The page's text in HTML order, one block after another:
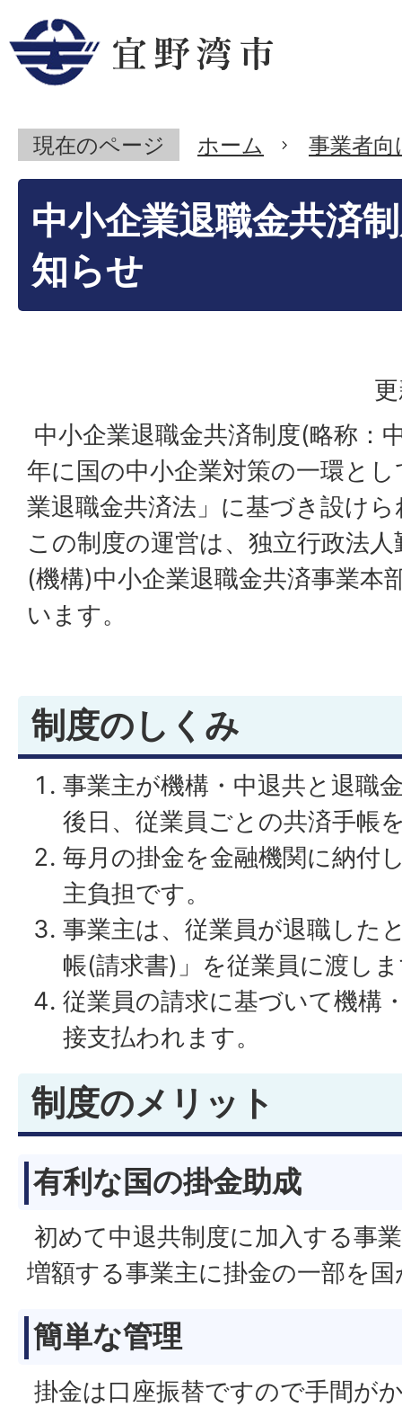
現在のページ ホーム 事業者向
中小企業退職金共済
知らせ
中小企業退職金共済制度(略称：
年に国の中小企業対策の一環と
業退職金共済法」に基づき設け
この制度の運営は、独立行政法
(機構)中小企業退職金共済事業本
います。
制度のしくみ
事業主が機構・中退共と退職
後日、従業員ごとの共済手帳
毎月の掛金を金融機関に納付
主負担です。
事業主は、従業員が退職した
帳(請求書)」を従業員に渡し
従業員の請求に基づいて機構
接支払われます。
制度のメリット
有利な国の掛金助成
初めて中退共制度に加入する事
増額する事業主に掛金の一部を
簡単な管理
掛金は口座振替ですので手間が